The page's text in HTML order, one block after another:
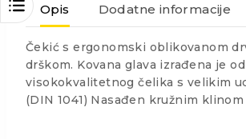
Opis Dodatne informacije
Čekić s ergonomski oblikovanom
drškom. Kovana glava izrađena je od
visokokvalitetnog čelika s velikim
(DIN 1041) Nasađen kružnim klinom